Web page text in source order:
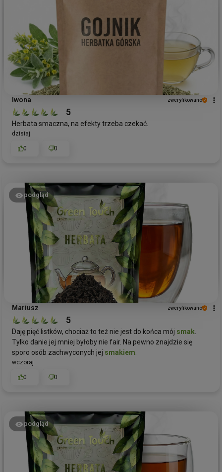
Iwona zweryfikowano
5
Herbata smaczna, na efekty trzeba czekać.
dzisiaj
0 0
podgląd
Mariusz zweryfikowano
5
Daję pięć listków, chociaż to też nie jest do końca mój smak.
Tylko danie jej mniej byłoby nie fair. Na pewno znajdzie się
sporo osób zachwyconych jej smakiem.
wczoraj
0 0
podgląd